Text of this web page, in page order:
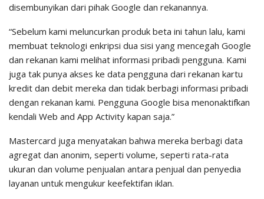
disembunyikan dari pihak Google dan rekanannya.
“Sebelum kami meluncurkan produk beta ini tahun lalu, kami
membuat teknologi enkripsi dua sisi yang mencegah Google
dan rekanan kami melihat informasi pribadi pengguna. Kami
juga tak punya akses ke data pengguna dari rekanan kartu
kredit dan debit mereka dan tidak berbagi informasi pribadi
dengan rekanan kami. Pengguna Google bisa menonaktifkan
kendali Web and App Activity kapan saja.”
Mastercard juga menyatakan bahwa mereka berbagi data
agregat dan anonim, seperti volume, seperti rata-rata
ukuran dan volume penjualan antara penjual dan penyedia
layanan untuk mengukur keefektifan iklan.